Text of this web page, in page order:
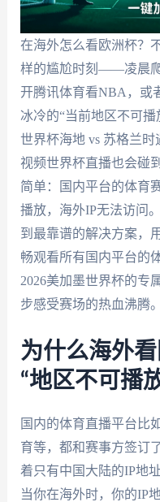
在海外怎么看欧洲杯？
样的尴尬时刻——凌晨
开腾讯体育看NBA，或
冰冷的“当前地区不可
世界杯海地 vs 苏格兰
视频世界杯直播也会碰
简单：国内平台的体育
播放，海外IP无法访问
到最靠谱的解决方案，
畅观看所有国内平台的
2026美加墨世界杯的专
步感受赛场的热血沸腾。
为什么海外
“地区不可播放
国内的体育直播平台比
育等，都和赛事方签订
着只有中国大陆的IP地
当你在海外时，你的IP